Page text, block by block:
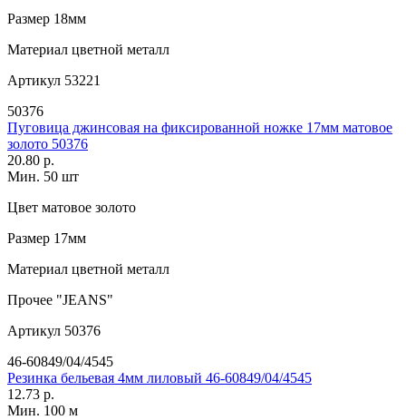
Размер 18мм
Материал цветной металл
Артикул 53221
50376
Пуговица джинсовая на фиксированной ножке 17мм матовое
золото 50376
20.80 р.
Мин. 50 шт
Цвет матовое золото
Размер 17мм
Материал цветной металл
Прочее "JEANS"
Артикул 50376
46-60849/04/4545
Резинка бельевая 4мм лиловый 46-60849/04/4545
12.73 р.
Мин. 100 м